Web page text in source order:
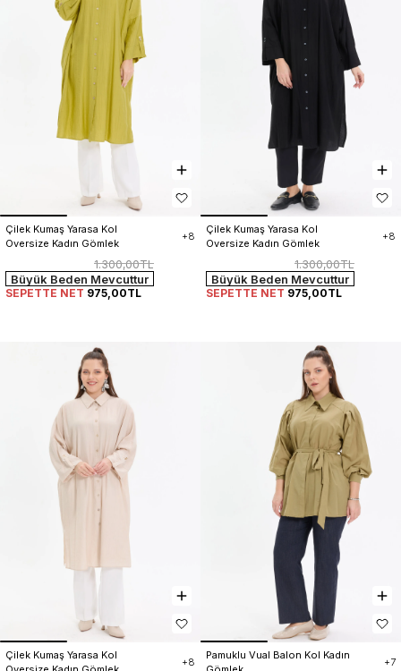
Çilek Kumaş Yarasa Kol
Oversize Kadın Gömlek
+8
1.300,00TL
Büyük Beden Mevcuttur
SEPETTE NET 975,00TL
Çilek Kumaş Yarasa Kol
Oversize Kadın Gömlek
+8
1.300,00TL
Büyük Beden Mevcuttur
SEPETTE NET 975,00TL
Çilek Kumaş Yarasa Kol
+8
Pamuklu Vual Balon Kol Kadın
+7